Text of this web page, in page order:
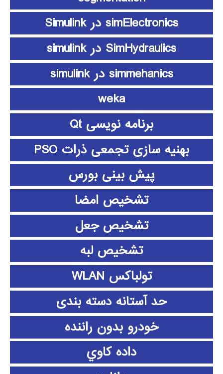
simElectronics در Simulink
SimHydraulics در simulink
simmehanics در simulink
weka
برنامه نویسی Qt
بهنیه سازی تجمعی ذرات PSO
پیش بینی بورس
تشخیص امضا
تشخیص جعل
تشخیص لبه
تولباکس WLAN
حد آستانه دسته بندی
خودرو بدون راننده
داده كاوي